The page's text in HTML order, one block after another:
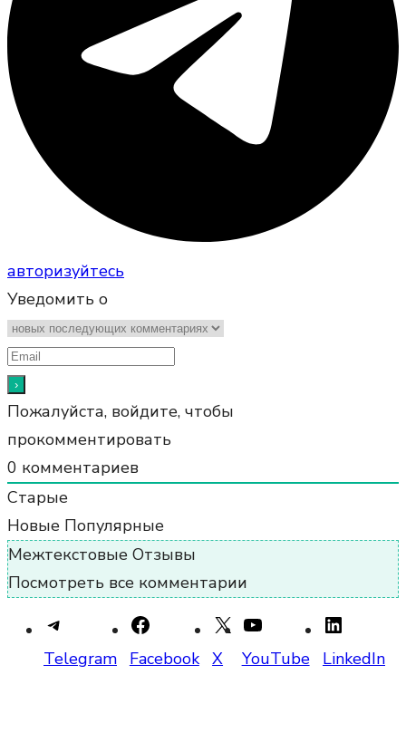
авторизуйтесь
Уведомить о
Пожалуйста, войдите, чтобы
прокомментировать
0 комментариев
Старые
Новые Популярные
Межтекстовые Отзывы
Посмотреть все комментарии
Telegram Facebook X YouTube LinkedIn